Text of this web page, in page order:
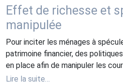
Effet de richesse et
manipulée
Pour inciter les ménages à
patrimoine financier, des
en place afin de manipuler les
Lire la suite…